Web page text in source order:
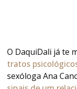
O DaquiDali já te
tratos
sexóloga Ana